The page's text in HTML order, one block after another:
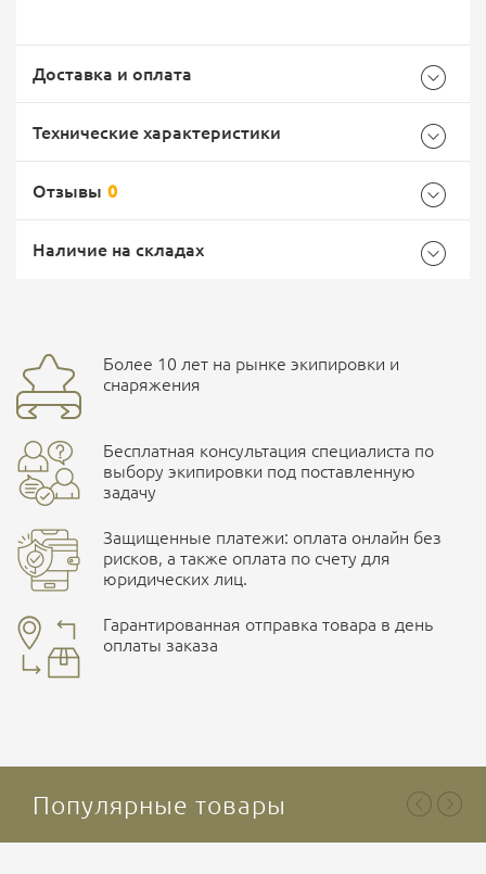
Доставка и оплата
Доставка Почтой России
EMS Почта России
Доставка курьерской службой СДЭК -
Наличные при самовывозе
подготовки счета.
Технические характеристики
Бренд CORD
Отзывы 0
Ваш отзыв
Наличие на складах
улица Маяковского, 10
ПОДРОБНЕЕ О СКЛАДЕ
Более 10 лет на рынке экипировки и
снаряжения
Бесплатная консультация специалиста по
выбору экипировки под поставленную
задачу
Защищенные платежи: оплата онлайн без
рисков, а также оплата по счету для
юридических лиц.
Гарантированная отправка товара в день
оплаты заказа
Популярные товары